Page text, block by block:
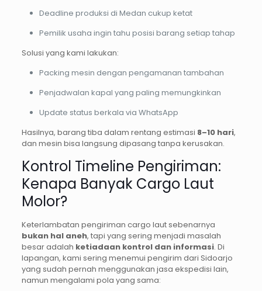
Deadline produksi di Medan cukup ketat
Pemilik usaha ingin tahu posisi barang setiap tahap
Solusi yang kami lakukan:
Packing mesin dengan pengamanan tambahan
Penjadwalan kapal yang paling memungkinkan
Update status berkala via WhatsApp
Hasilnya, barang tiba dalam rentang estimasi 8–10 hari,
dan mesin bisa langsung dipasang tanpa kerusakan.
Kontrol Timeline Pengiriman:
Kenapa Banyak Cargo Laut
Molor?
Keterlambatan pengiriman cargo laut sebenarnya
bukan hal aneh, tapi yang sering menjadi masalah
besar adalah ketiadaan kontrol dan informasi. Di
lapangan, kami sering menemui pengirim dari Sidoarjo
yang sudah pernah menggunakan jasa ekspedisi lain,
namun mengalami pola yang sama: